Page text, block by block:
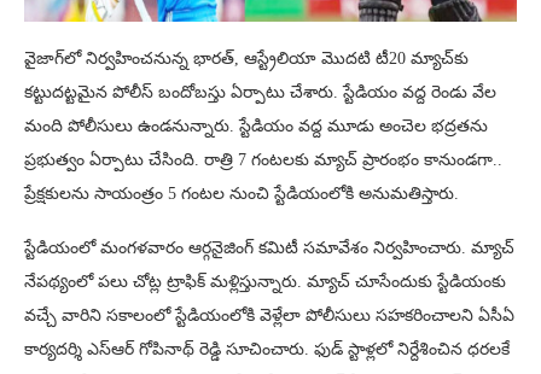
వైజాగ్‌లో నిర్వహించనున్న భారత్, ఆస్ట్రేలియా మొదటి టీ20 మ్యాచ్‌కు
కట్టుదట్టమైన పోలీస్ బందోబస్తు ఏర్పాటు చేశారు. స్టేడియం వద్ద రెండు వేల
మంది పోలీసులు ఉండనున్నారు. స్టేడియం వద్ద మూడు అంచెల భద్రతను
ప్రభుత్వం ఏర్పాటు చేసింది. రాత్రి 7 గంటలకు మ్యాచ్ ప్రారంభం కానుండగా..
ప్రేక్షకులను సాయంత్రం 5 గంటల నుంచి స్టేడియంలోకి అనుమతిస్తారు.
స్టేడియంలో మంగళవారం ఆర్గనైజింగ్ కమిటీ సమావేశం నిర్వహించారు. మ్యాచ్
నేపథ్యంలో పలు చోట్ల ట్రాఫిక్ మళ్లిస్తున్నారు. మ్యాచ్ చూసేందుకు స్టేడియంకు
వచ్చే వారిని సకాలంలో స్టేడియంలోకి వెళ్లేలా పోలీసులు సహకరించాలని ఏసీఏ
కార్యదర్శి ఎస్ఆర్ గోపినాథ్ రెడ్డి సూచించారు. ఫుడ్ స్టాళ్లలో నిర్దేశించిన ధరలకే